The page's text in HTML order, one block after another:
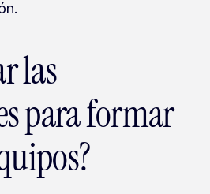
las
para formar